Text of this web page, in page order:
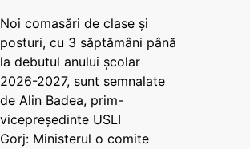
Noi comasări de clase și
posturi, cu 3 săptămâni până
la debutul anului școlar
2026-2027, sunt semnalate
de Alin Badea, prim-
vicepreședinte USLI
Gorj: Ministerul o comite